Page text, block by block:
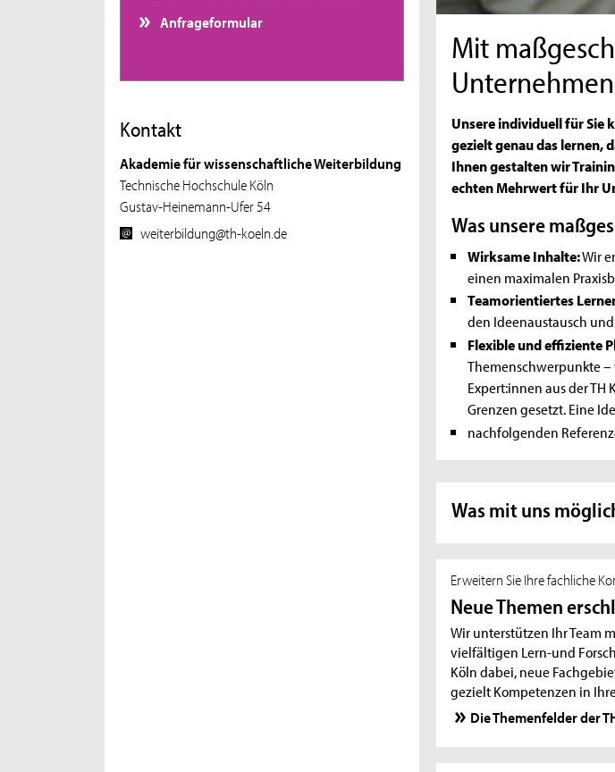
Anfrageformular
Kontakt
Akademie für wissenschaftliche Weiterbildung
Technische Hochschule Köln
Gustav-Heinemann-Ufer 54
weiterbildung@th-koeln.de
Mit
Unsere individuell für Sie
gezielt genau das lernen,
Ihnen gestalten wir
echten Mehrwert für Ihr
Was unsere
Wirksame Inhalte:Wir
einen maximalen
Teamorientiertes
den Ideenaustausch
Flexible und effiziente
Themenschwerpunkte
Expert:innen aus der
Grenzen gesetzt. Eine
nachfolgenden
Was mit uns
Erweitern Sie Ihre fachliche
Neue Themen
Wir unterstützen Ihr Team
vielfältigen Lern-und
Köln dabei, neue
gezielt Kompetenzen in
Die Themenfelder der